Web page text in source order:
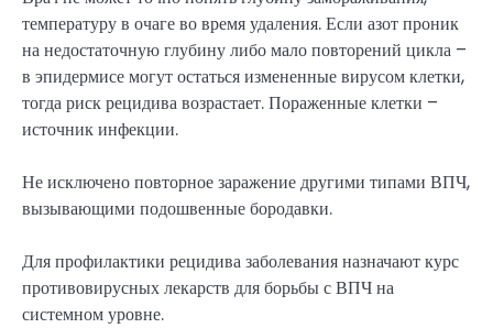
температуру в очаге во время удаления. Если азот проник
на недостаточную глубину либо мало повторений цикла –
в эпидермисе могут остаться измененные вирусом клетки,
тогда риск рецидива возрастает. Пораженные клетки –
источник инфекции.
Не исключено повторное заражение другими типами ВПЧ,
вызывающими подошвенные бородавки.
Для профилактики рецидива заболевания назначают курс
противовирусных лекарств для борьбы с ВПЧ на
системном уровне.